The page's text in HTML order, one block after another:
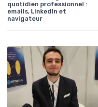
quotidien professionnel :
emails, LinkedIn et
navigateur